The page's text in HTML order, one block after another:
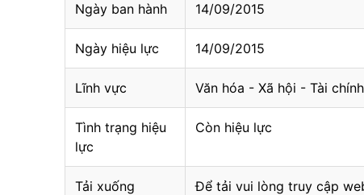
Ngày ban hành 14/09/2015
Ngày hiệu lực 14/09/2015
Lĩnh vực Văn hóa - Xã hội - Tài
Tình trạng hiệu
lực
Còn hiệu lực
Tải xuống
Để tải vui lòng truy cập